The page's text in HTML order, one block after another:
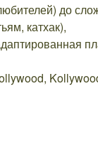
до
катхак),